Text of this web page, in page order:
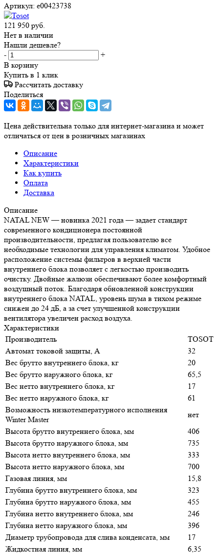
Артикул: e00423738
121 950 руб.
Нет в наличии
Нашли дешевле?
-
+
В корзину
Купить в 1 клик
Рассчитать доставку
Поделиться
Цена действительна только для интернет-магазина и может
отличаться от цен в розничных магазинах
Описание
Характеристики
Как купить
Оплата
Доставка
Описание
NATAL NEW — новинка 2021 года — задает стандарт
современного кондиционера постоянной
производительности, предлагая пользователю все
необходимые технологии для управления климатом. Удобное
расположение системы фильтров в верхней части
внутреннего блока позволяет с легкостью производить
очистку. Двойные жалюзи обеспечивают более комфортный
воздушный поток. Благодаря обновленной конструкции
внутреннего блока NATAL, уровень шума в тихом режиме
снижен до 24 дБ, а за счет улучшенной конструкции
вентилятора увеличен расход воздуха.
Характеристики
Производитель
TOSOT
Автомат токовой защиты, A
32
Вес брутто внутреннего блока, кг
20
Вес брутто наружного блока, кг
65,5
Вес нетто внутреннего блока, кг
17
Вес нетто наружного блока, кг
61
Возможность низкотемпературного исполнения
Winter Master
нет
Высота брутто внутреннего блока, мм
406
Высота брутто наружного блока, мм
735
Высота нетто внутреннего блока, мм
333
Высота нетто наружного блока, мм
700
Газовая линия, мм
15,8
Глубина брутто внутреннего блока, мм
323
Глубина брутто наружного блока, мм
455
Глубина нетто внутреннего блока, мм
246
Глубина нетто наружного блока, мм
396
Диаметр трубопровода для слива конденсата, мм
17
Жидкостная линия, мм
6,35